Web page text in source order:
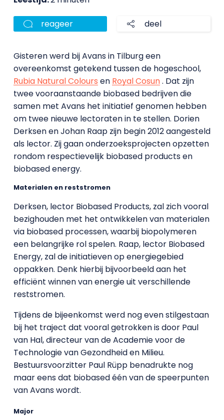
reageer deel
Gisteren werd bij Avans in Tilburg een
overeenkomst getekend tussen de hogeschool,
Rubia Natural Colours en Royal Cosun. Dat zijn
twee vooraanstaande biobased bedrijven die
samen met Avans het initiatief genomen hebben
om twee nieuwe lectoraten in te stellen. Dorien
Derksen en Johan Raap zijn begin 2012 aangesteld
als lector. Zij gaan onderzoeksprojecten opzetten
rondom respectievelijk biobased products en
biobased energy.
Materialen en reststromen
Derksen, lector Biobased Products, zal zich vooral
bezighouden met het ontwikkelen van materialen
via biobased processen, waarbij biopolymeren
een belangrijke rol spelen. Raap, lector Biobased
Energy, zal de initiatieven op energiegebied
oppakken. Denk hierbij bijvoorbeeld aan het
efficiënt winnen van energie uit verschillende
reststromen.
Tijdens de bijeenkomst werd nog even stilgestaan
bij het traject dat vooral getrokken is door Paul
van Hal, directeur van de Academie voor de
Technologie van Gezondheid en Milieu.
Bestuursvoorzitter Paul Rüpp benadrukte nog
maar eens dat biobased één van de speerpunten
van Avans wordt.
Major